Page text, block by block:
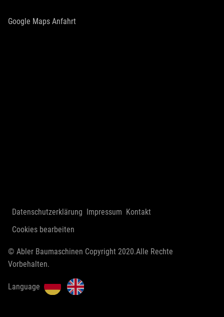
Google Maps Anfahrt
© Abler Baumaschinen Copyright 2020.Alle Rechte
Vorbehalten.
Language
Datenschutzerklärung Impressum Kontakt
Cookies bearbeiten